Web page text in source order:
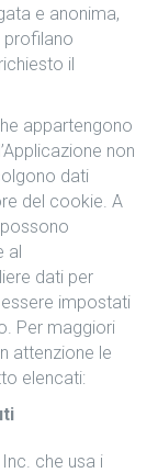
e anonima,
profilano
il
appartengono
non
dati
del cookie. A
al
dati per
impostati
Per maggiori
attenzione le
elencati:
che usa i